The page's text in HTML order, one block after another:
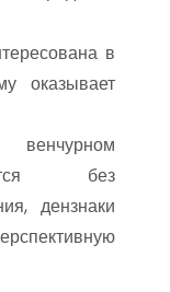
в
оказывает
венчурном
без
дензнаки